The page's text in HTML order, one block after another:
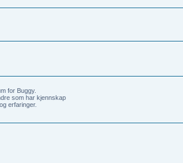
for Buggy.
som har kjennskap
erfaringer.